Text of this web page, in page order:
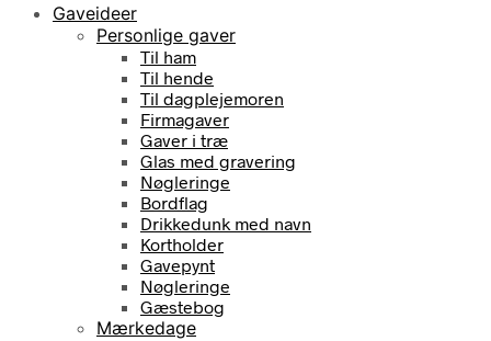
Gaveideer
Personlige gaver
Til ham
Til hende
Til dagplejemoren
Firmagaver
Gaver i træ
Glas med gravering
Nøgleringe
Bordflag
Drikkedunk med navn
Kortholder
Gavepynt
Nøgleringe
Gæstebog
Mærkedage